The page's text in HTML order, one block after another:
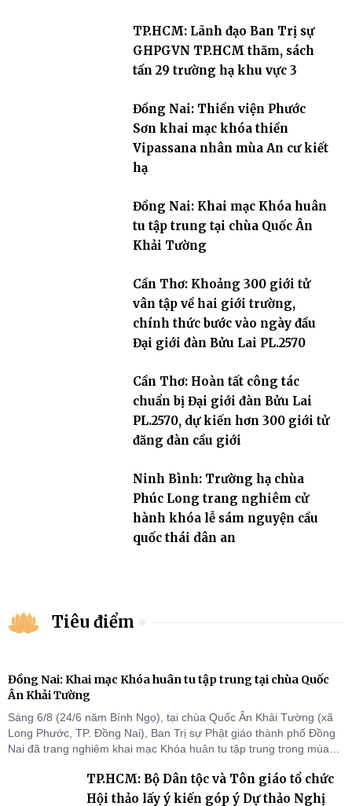
TP.HCM: Lãnh đạo Ban Trị sự
GHPGVN TP.HCM thăm, sách
tấn 29 trường hạ khu vực 3
Đồng Nai: Thiền viện Phước
Sơn khai mạc khóa thiền
Vipassana nhân mùa An cư kiết
hạ
Đồng Nai: Khai mạc Khóa huân
tu tập trung tại chùa Quốc Ân
Khải Tường
Cần Thơ: Khoảng 300 giới tử
vân tập về hai giới trường,
chính thức bước vào ngày đầu
Đại giới đàn Bửu Lai PL.2570
Cần Thơ: Hoàn tất công tác
chuẩn bị Đại giới đàn Bửu Lai
PL.2570, dự kiến hơn 300 giới tử
đăng đàn cầu giới
Ninh Bình: Trường hạ chùa
Phúc Long trang nghiêm cử
hành khóa lễ sám nguyện cầu
quốc thái dân an
Tiêu điểm
Đồng Nai: Khai mạc Khóa huân tu tập trung tại chùa Quốc
Ân Khải Tường
Sáng 6/8 (24/6 năm Bính Ngọ), tại chùa Quốc Ân Khải Tường (xã
Long Phước, TP. Đồng Nai), Ban Trị sự Phật giáo thành phố Đồng
Nai đã trang nghiêm khai mạc Khóa huân tu tập trung trong mùa
chỗ khu vực VII, VIII và trường hạ chùa Quốc Ân Khải Tường.
TP.HCM: Bộ Dân tộc và Tôn giáo tổ chức
Hội thảo lấy ý kiến góp ý Dự thảo Nghị